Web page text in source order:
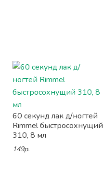
60 секунд лак д/ногтей
Rimmel быстросохнущий
310, 8 мл
149р.